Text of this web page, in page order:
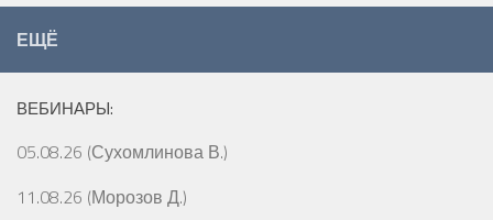
ЕЩЁ
ВЕБИНАРЫ:
05.08.26 (Сухомлинова В.)
11.08.26 (Морозов Д.)